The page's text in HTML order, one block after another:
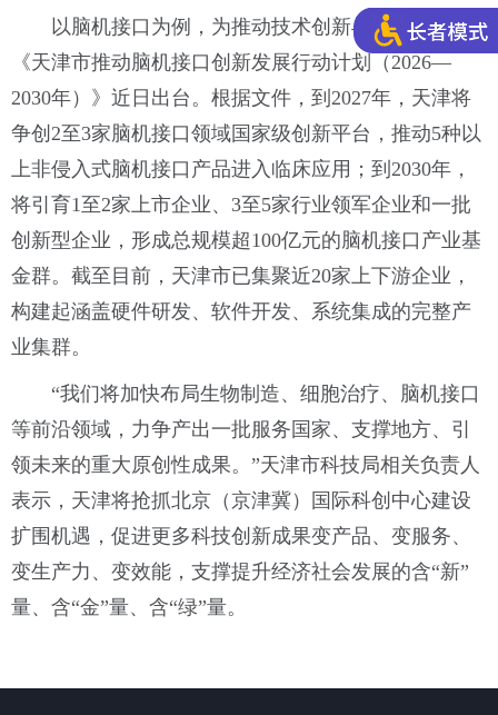
以脑机接口为例，为推动技术创新与产业落地，
《天津市推动脑机接口创新发展行动计划（2026—
2030年）》近日出台。根据文件，到2027年，天津将
争创2至3家脑机接口领域国家级创新平台，推动5种以
上非侵入式脑机接口产品进入临床应用；到2030年，
将引育1至2家上市企业、3至5家行业领军企业和一批
创新型企业，形成总规模超100亿元的脑机接口产业基
金群。截至目前，天津市已集聚近20家上下游企业，
构建起涵盖硬件研发、软件开发、系统集成的完整产
业集群。
“我们将加快布局生物制造、细胞治疗、脑机接口
等前沿领域，力争产出一批服务国家、支撑地方、引
领未来的重大原创性成果。”天津市科技局相关负责人
表示，天津将抢抓北京（京津冀）国际科创中心建设
扩围机遇，促进更多科技创新成果变产品、变服务、
变生产力、变效能，支撑提升经济社会发展的含“新”
量、含“金”量、含“绿”量。